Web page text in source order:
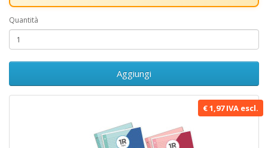
€ 1,97 IVA escl.
Quantità
Aggiungi